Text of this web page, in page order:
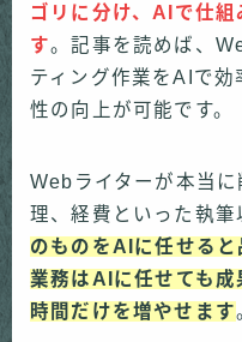
ゴリに分け、AIで仕
す。記事を読めば、
ティング作業をAIで
性の向上が可能です。
Webライターが本当
理、経費といった執
のものをAIに任せる
業務はAIに任せても
時間だけを増やせます